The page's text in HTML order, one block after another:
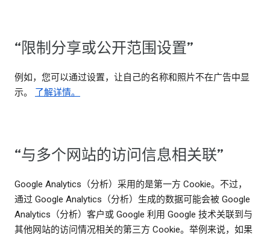
“限制分享或公开范围设置”
例如，您可以通过设置，让自己的名称和照片不在广告中显
示。 了解详情。
“与多个网站的访问信息相关联”
Google Analytics（分析）采用的是第一方 Cookie。不过，
通过 Google Analytics（分析）生成的数据可能会被 Google
Analytics（分析）客户或 Google 利用 Google 技术关联到与
其他网站的访问情况相关的第三方 Cookie。举例来说，如果